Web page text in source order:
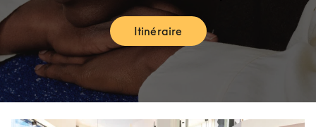
ItinéraireLink Opens in New Tab